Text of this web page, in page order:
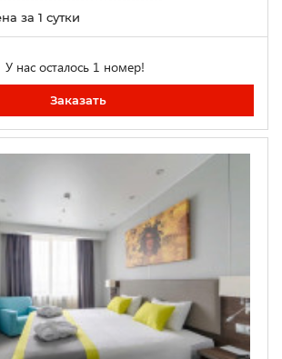
за 1 сутки
У нас осталось 1 номер!
Заказать